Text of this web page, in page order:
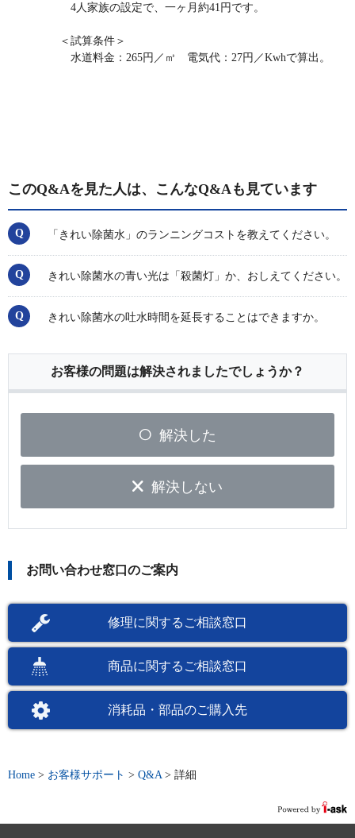
4人家族の設定で、一ヶ月約41円です。
＜試算条件＞
水道料金：265円／㎥ 電気代：27円／Kwhで算出。
このQ&Aを見た人は、こんなQ&Aも見ています
「きれい除菌水」のランニングコストを教えてください。
きれい除菌水の青い光は「殺菌灯」か、おしえてください。
きれい除菌水の吐水時間を延長することはできますか。
お客様の問題は解決されましたでしょうか？
解決した
解決しない
お問い合わせ窓口のご案内
修理に関するご相談窓口
商品に関するご相談窓口
消耗品・部品のご購入先
Home > お客様サポート > Q&A > 詳細